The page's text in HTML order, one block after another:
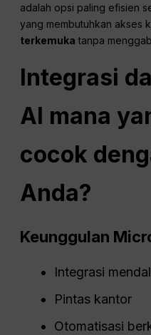
adalah opsi paling efisien
yang membutuhkan akses
terkemuka tanpa
Integrasi
AI mana
cocok
Anda?
Keunggulan
Integrasi
Pintas kantor
Otomatisasi